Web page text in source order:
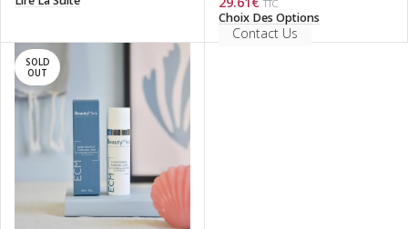
TTC
Choix Des Options
Contact Us
SOLD
OUT